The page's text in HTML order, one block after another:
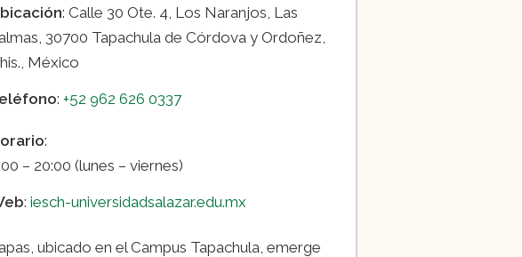
: Calle 30 Ote. 4, Los Naranjos, Las
30700 Tapachula de Córdova y Ordoñez,
México
: +52 962 626 0337
:
– 20:00 (lunes – viernes)
: iesch-universidadsalazar.edu.mx
ubicado en el Campus Tapachula, emerge